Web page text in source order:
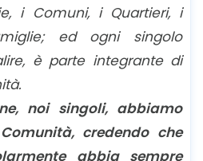
i Comuni, i Quartieri, i
ed ogni singolo
è parte integrante di
noi singoli, abbiamo
credendo che
abbia sempre